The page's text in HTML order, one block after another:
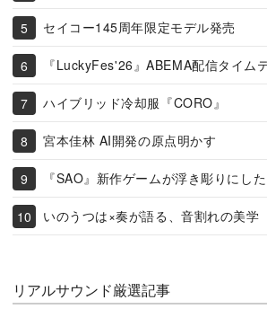
セイコー145周年限定モデル発売
『LuckyFes'26』ABEMA配信タイム
ハイブリッド冷却服『CORO』
宮本佳林 AI開発の原点明かす
『SAO』新作ゲームが浮き彫りにし
いのうつは×奏が語る、音割れの美学
リアルサウンド厳選記事